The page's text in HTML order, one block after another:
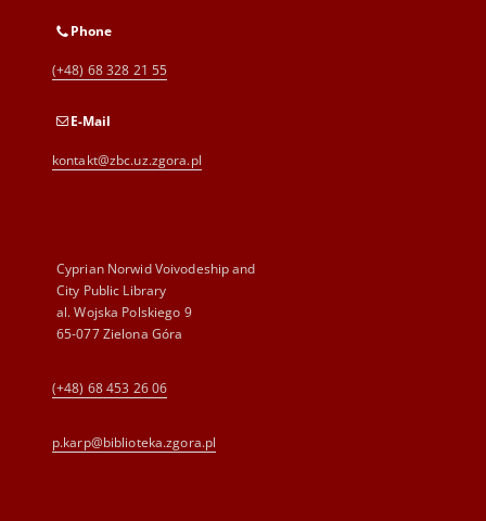
Phone
(+48) 68 328 21 55
E-Mail
kontakt@zbc.uz.zgora.pl
Cyprian Norwid Voivodeship and
City Public Library
al. Wojska Polskiego 9
65-077 Zielona Góra
(+48) 68 453 26 06
p.karp@biblioteka.zgora.pl